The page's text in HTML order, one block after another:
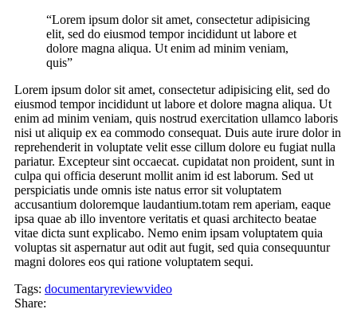
“Lorem ipsum dolor sit amet, consectetur adipisicing
elit, sed do eiusmod tempor incididunt ut labore et
dolore magna aliqua. Ut enim ad minim veniam,
quis”
Lorem ipsum dolor sit amet, consectetur adipisicing elit, sed do
eiusmod tempor incididunt ut labore et dolore magna aliqua. Ut
enim ad minim veniam, quis nostrud exercitation ullamco laboris
nisi ut aliquip ex ea commodo consequat. Duis aute irure dolor in
reprehenderit in voluptate velit esse cillum dolore eu fugiat nulla
pariatur. Excepteur sint occaecat. cupidatat non proident, sunt in
culpa qui officia deserunt mollit anim id est laborum. Sed ut
perspiciatis unde omnis iste natus error sit voluptatem
accusantium doloremque laudantium.totam rem aperiam, eaque
ipsa quae ab illo inventore veritatis et quasi architecto beatae
vitae dicta sunt explicabo. Nemo enim ipsam voluptatem quia
voluptas sit aspernatur aut odit aut fugit, sed quia consequuntur
magni dolores eos qui ratione voluptatem sequi.
Tags: documentaryreviewvideo
Share: